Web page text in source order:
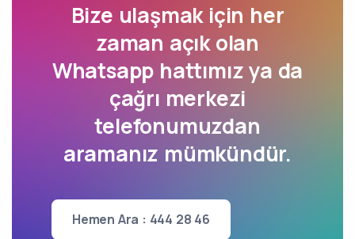
Bize ulaşmak için her
zaman açık olan
Whatsapp hattımız ya da
çağrı merkezi
telefonumuzdan
aramanız mümkündür.
Hemen Ara : 444 28 46